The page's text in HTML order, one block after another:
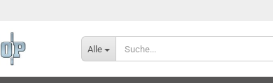
Alle